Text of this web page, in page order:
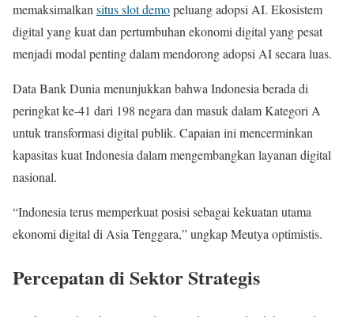
memaksimalkansitus slot demopeluang adopsi AI. Ekosistem
digital yang kuat dan pertumbuhan ekonomi digital yang pesat
menjadi modal penting dalam mendorong adopsi AI secara luas.
Data Bank Dunia menunjukkan bahwa Indonesia berada di
peringkat ke-41 dari 198 negara dan masuk dalam Kategori A
untuk transformasi digital publik. Capaian ini mencerminkan
kapasitas kuat Indonesia dalam mengembangkan layanan digital
nasional.
“Indonesia terus memperkuat posisi sebagai kekuatan utama
ekonomi digital di Asia Tenggara,” ungkap Meutya optimistis.
Percepatan di Sektor Strategis